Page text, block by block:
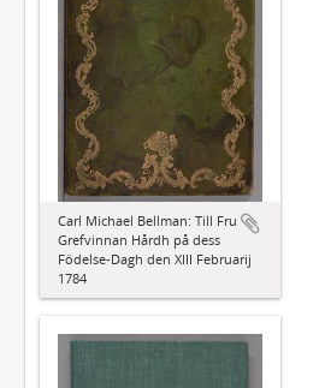
Carl Michael Bellman: Till Fru
Grefvinnan Hårdh på dess
Födelse-Dagh den XIII Februarij
1784